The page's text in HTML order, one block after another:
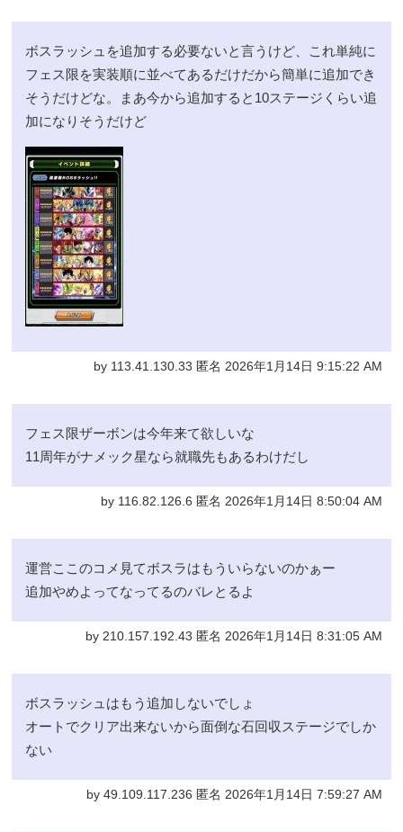
ボスラッシュを追加する必要ないと言うけど、これ単純に
フェス限を実装順に並べてあるだけだから簡単に追加でき
そうだけどな。まあ今から追加すると10ステージくらい追
加になりそうだけど
by 113.41.130.33 匿名 2026年1月14日 9:15:22 AM
フェス限ザーボンは今年来て欲しいな
11周年がナメック星なら就職先もあるわけだし
by 116.82.126.6 匿名 2026年1月14日 8:50:04 AM
運営ここのコメ見てボスラはもういらないのかぁー
追加やめよってなってるのバレとるよ
by 210.157.192.43 匿名 2026年1月14日 8:31:05 AM
ボスラッシュはもう追加しないでしょ
オートでクリア出来ないから面倒な石回収ステージでしか
ない
by 49.109.117.236 匿名 2026年1月14日 7:59:27 AM